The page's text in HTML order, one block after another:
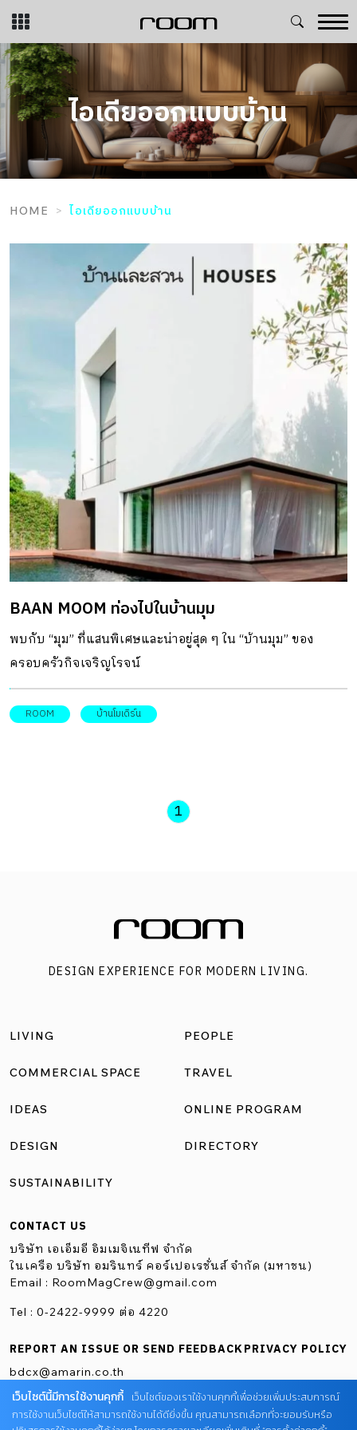
Skip
content
ไอเดียออกแบบบ้าน
HOME ไอเดียออกแบบบ้าน
BAAN MOOM ท่องไปในบ้านมุม
พบกับ “มุม” ที่แสนพิเศษและน่าอยู่สุด ๆ ใน “บ้านมุม” ของ
ครอบครัวกิจเจริญโรจน์
ROOM บ้านโมเดิร์น
1
DESIGN EXPERIENCE FOR MODERN LIVING.
LIVING
COMMERCIAL SPACE
IDEAS
DESIGN
SUSTAINABILITY
PEOPLE
TRAVEL
ONLINE PROGRAM
DIRECTORY
CONTACT US
บริษัท เอเอ็มอี อิมเมจิเนทีฟ จำกัด
ในเครือ บริษัท อมรินทร์ คอร์เปอเรชั่นส์ จำกัด (มหาชน)
Email : RoomMagCrew@gmail.com
Tel : 0-2422-9999 ต่อ 4220
REPORT AN ISSUE OR SEND FEEDBACK
bdcx@amarin.co.th
PRIVACY POLICY
เว็บไซต์นี้มีการใช้งานคุกกี้
เว็บไซต์ของเราใช้งานคุกกี้เพื่อช่วยเพิ่มประสบการณ์
การใช้งานเว็บไซต์ให้สามารถใช้งานได้ดียิ่งขึ้น คุณสามารถเลือกที่จะยอมรับหรือ